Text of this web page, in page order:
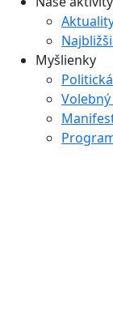
Myšlienky